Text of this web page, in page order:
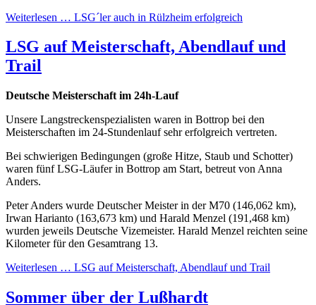
Weiterlesen … LSG´ler auch in Rülzheim erfolgreich
LSG auf Meisterschaft, Abendlauf und
Trail
Deutsche Meisterschaft im 24h-Lauf
Unsere Langstreckenspezialisten waren in Bottrop bei den
Meisterschaften im 24-Stundenlauf sehr erfolgreich vertreten.
Bei schwierigen Bedingungen (große Hitze, Staub und Schotter)
waren fünf LSG-Läufer in Bottrop am Start, betreut von Anna
Anders.
Peter Anders wurde Deutscher Meister in der M70 (146,062 km),
Irwan Harianto (163,673 km) und Harald Menzel (191,468 km)
wurden jeweils Deutsche Vizemeister. Harald Menzel reichten seine
Kilometer für den Gesamtrang 13.
Weiterlesen … LSG auf Meisterschaft, Abendlauf und Trail
Sommer über der Lußhardt